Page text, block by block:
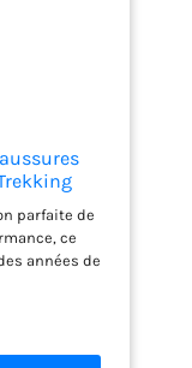
Grey), 44
parfaite de
ce
années de